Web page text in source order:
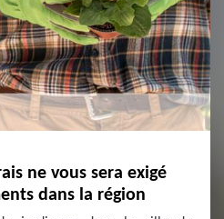
ne vous sera exigé
dans la région